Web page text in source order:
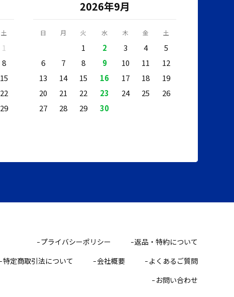
土
1
8
15
22
29
2026年9月
日 月 火 水 木 金 土
1 2 3 4
5
6
7 8 9 10 11
12
13
14 15 16 17 18
19
20
21 22 23 24 25
26
27
28 29 30
プライバシーポリシー
返品・特約について
特定商取引法について
会社概要
よくあるご質問
お問い合わせ